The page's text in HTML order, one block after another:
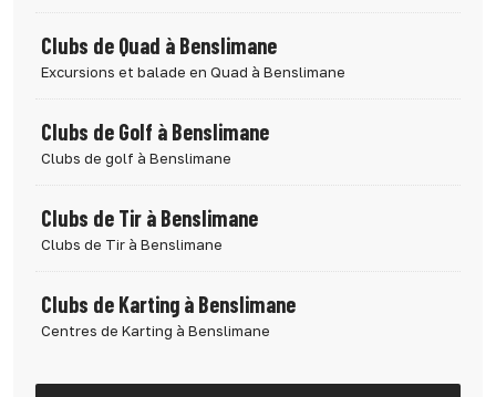
Clubs de Quad à Benslimane
Excursions et balade en Quad à Benslimane
Clubs de Golf à Benslimane
Clubs de golf à Benslimane
Clubs de Tir à Benslimane
Clubs de Tir à Benslimane
Clubs de Karting à Benslimane
Centres de Karting à Benslimane